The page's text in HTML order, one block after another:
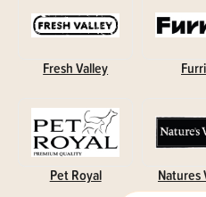
Fresh Valley
Pet Royal Natures